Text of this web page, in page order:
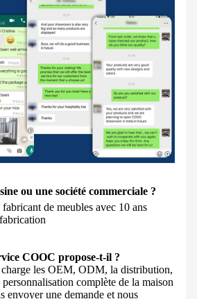
ou une société commerciale ?
de meubles avec 10 ans
COOC propose-t-il ?
les OEM, ODM, la distribution,
complète de la maison
envoyer une demande et nous